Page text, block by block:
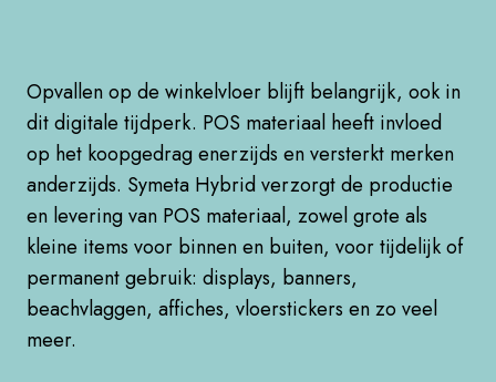
Opvallen op de winkelvloer blijft belangrijk, ook in
dit digitale tijdperk. POS materiaal heeft invloed
op het koopgedrag enerzijds en versterkt merken
anderzijds. Symeta Hybrid verzorgt de productie
en levering van POS materiaal, zowel grote als
kleine items voor binnen en buiten, voor tijdelijk of
permanent gebruik: displays, banners,
beachvlaggen, affiches, vloerstickers en zo veel
meer.